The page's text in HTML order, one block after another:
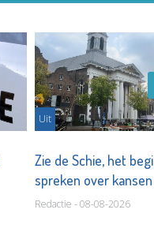
Uit
Zie de Schie, het
spreken over
Redactie - 08-08-2026